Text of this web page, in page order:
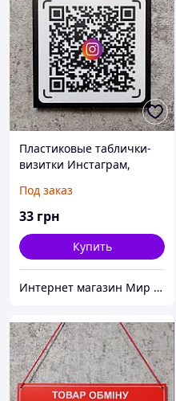
Пластиковые таблички-
визитки Инстаграм,
Телеграм с Вашим QR-
кодом
Под заказ
33 грн
Купить
Интернет магазин Мир стендов. Товары из Украины